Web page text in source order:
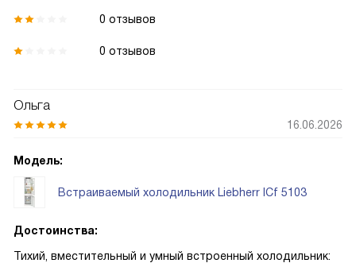
0 отзывов
0 отзывов
Ольга
16.06.2026
Модель:
Встраиваемый холодильник Liebherr ICf 5103
Достоинства:
Тихий, вместительный и умный встроенный холодильник: